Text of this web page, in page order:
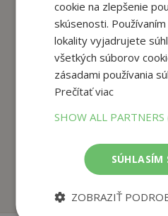
27
26,13€
Science and Revolut...
Chris Knight,
cookie na zlepšenie
skúsenosti.
lokality vyjadrujete
všetkých súborov
zásadami používania
Prečítať viac
SHOW ALL PARTNERS
SÚHLASÍM
ZOBRAZIŤ